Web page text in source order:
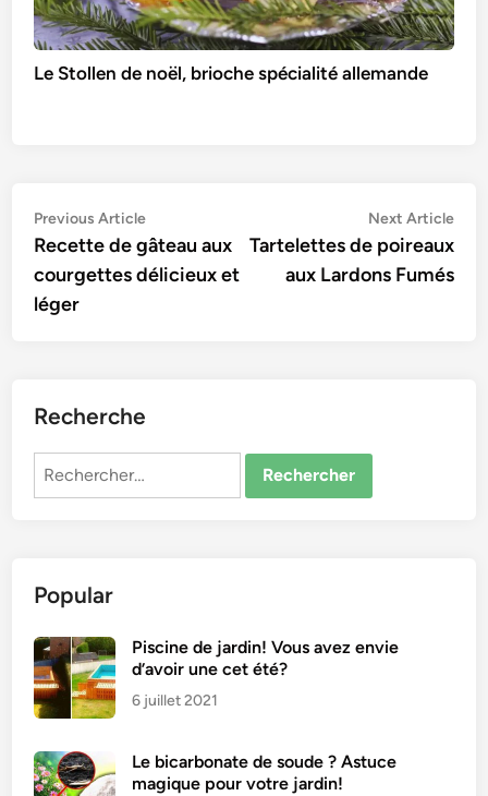
Le Stollen de noël, brioche spécialité allemande
Navigation
de
l’article
Previous ArticlePrevious
article:
Recette de gâteau aux
courgettes délicieux et
léger
Next Article
Tartelettes de poireaux
aux Lardons Fumés
Recherche
Rechercher :
Popular
Piscine de jardin! Vous avez envie
d’avoir une cet été?
6 juillet 2021
Le bicarbonate de soude ? Astuce
magique pour votre jardin!